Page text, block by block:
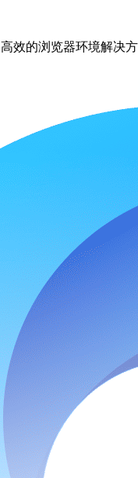
效的浏览器环境解决方